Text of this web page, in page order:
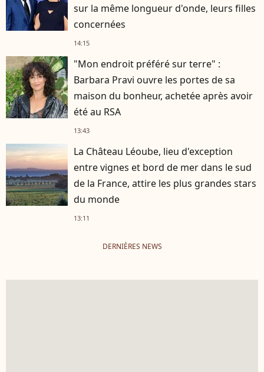
sur la même longueur d'onde, leurs filles
concernées
14:15
"Mon endroit préféré sur terre" :
Barbara Pravi ouvre les portes de sa
maison du bonheur, achetée après avoir
été au RSA
13:43
La Château Léoube, lieu d'exception
entre vignes et bord de mer dans le sud
de la France, attire les plus grandes stars
du monde
13:11
DERNIÈRES NEWS